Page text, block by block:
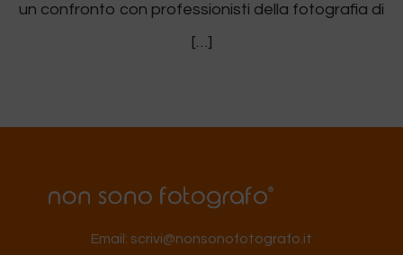
un confronto con professionisti della fotografia di
[…]
Email: scrivi@nonsonofotografo.it